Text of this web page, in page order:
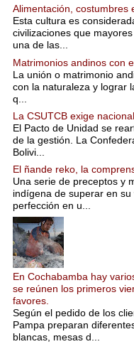
Alimentación, costumbres
Esta cultura es
civilizaciones que
una de las...
Matrimonios andinos con
La unión o matrimonio
con la naturaleza y lograr
q...
La CSUTCB exige
El Pacto de Unidad se
de la gestión. La
Bolivi...
El ñande reko, la
Una serie de preceptos y
indígena de superar en
perfección en u...
En Cochabamba hay
se reúnen los primeros
favores.
Según el pedido de los
Pampa preparan
blancas, mesas d...